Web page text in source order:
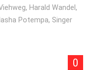
, Harald Wandel,
Potempa, Singer
0